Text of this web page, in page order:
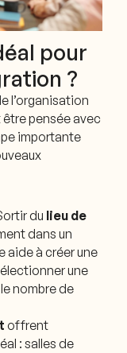
pour
?
l’organisation
pensée avec
importante
du lieu de
dans un
aide à créer une
une
nombre de
offrent
: salles de